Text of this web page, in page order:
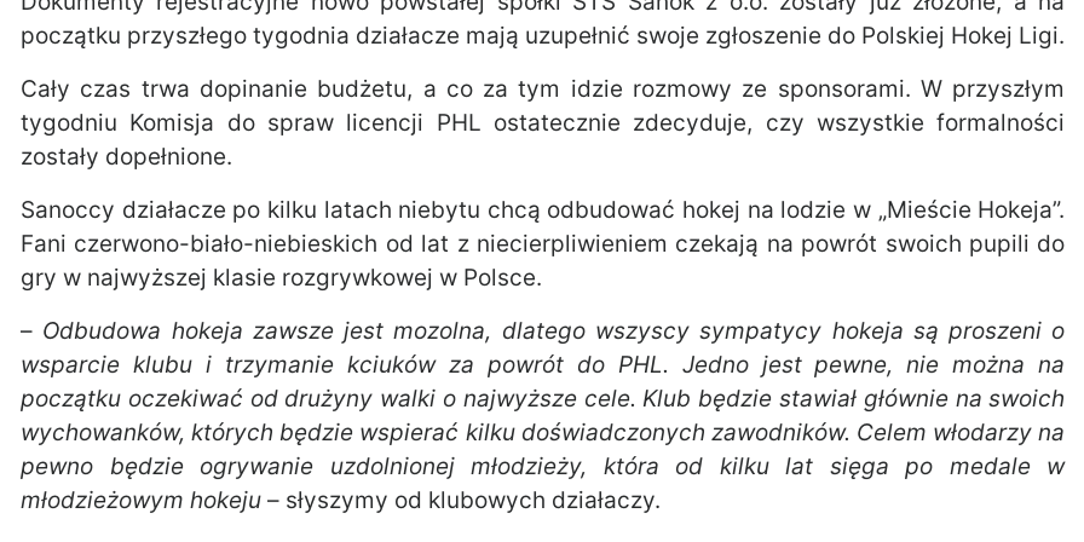
początku przyszłego tygodnia działacze mają uzupełnić swoje zgłoszenie do Polskiej Hokej Ligi.
Cały czas trwa dopinanie budżetu, a co za tym idzie rozmowy ze sponsorami. W przyszłym
tygodniu Komisja do spraw licencji PHL ostatecznie zdecyduje, czy wszystkie formalności
zostały dopełnione.
Sanoccy działacze po kilku latach niebytu chcą odbudować hokej na lodzie w „Mieście Hokeja”.
Fani czerwono-biało-niebieskich od lat z niecierpliwieniem czekają na powrót swoich pupili do
gry w najwyższej klasie rozgrywkowej w Polsce.
– Odbudowa hokeja zawsze jest mozolna, dlatego wszyscy sympatycy hokeja są proszeni o
wsparcie klubu i trzymanie kciuków za powrót do PHL. Jedno jest pewne, nie można na
początku oczekiwać od drużyny walki o najwyższe cele. Klub będzie stawiał głównie na swoich
wychowanków, których będzie wspierać kilku doświadczonych zawodników. Celem włodarzy na
pewno będzie ogrywanie uzdolnionej młodzieży, która od kilku lat sięga po medale w
młodzieżowym hokeju – słyszymy od klubowych działaczy.